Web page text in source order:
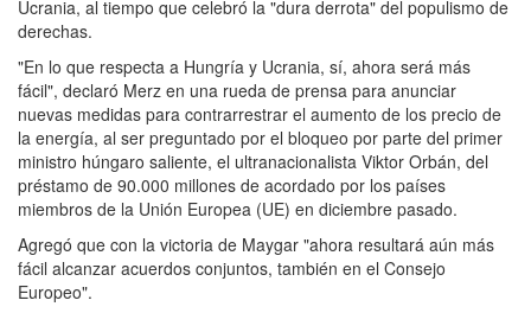
Ucrania, al tiempo que celebró la "dura derrota" del populismo de
derechas.
"En lo que respecta a Hungría y Ucrania, sí, ahora será más
fácil", declaró Merz en una rueda de prensa para anunciar
nuevas medidas para contrarrestrar el aumento de los precio de
la energía, al ser preguntado por el bloqueo por parte del primer
ministro húngaro saliente, el ultranacionalista Viktor Orbán, del
préstamo de 90.000 millones de acordado por los países
miembros de la Unión Europea (UE) en diciembre pasado.
Agregó que con la victoria de Maygar "ahora resultará aún más
fácil alcanzar acuerdos conjuntos, también en el Consejo
Europeo".